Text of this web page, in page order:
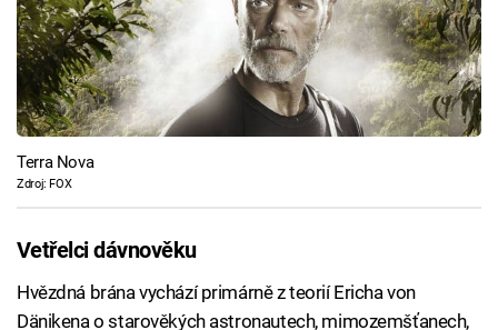
Terra Nova
Zdroj: FOX
Vetřelci dávnověku
Hvězdná brána vychází primárně z teorií Ericha von
Dänikena o starověkých astronautech, mimozemšťanech,